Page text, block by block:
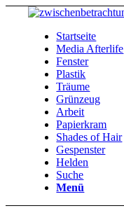
Startseite
Media Afterlife
Fenster
Plastik
Träume
Grünzeug
Arbeit
Papierkram
Shades of Hair
Gespenster
Helden
Suche
Menü